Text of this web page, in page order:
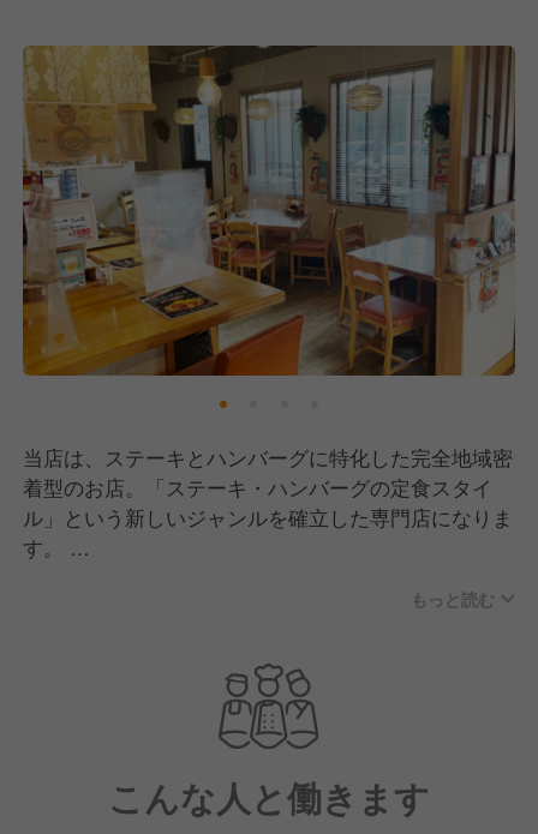
当店は、ステーキとハンバーグに特化した完全地域密
着型のお店。「ステーキ・ハンバーグの定食スタイ
ル」という新しいジャンルを確立した専門店になりま
す。
味やボリューム、値段にこだわり、地元のお客様から
昨今の不況の最中でも、当店の業績は右肩上がり。
オープンしてわずか3年ではありますが、口コミサイ
トでは500件を超えるレビュー数、5点満点中4.3と非
常に高い評価を獲得しています。
今年は株式会社とリスタートし、５年で３０店舗を目
もっと読む
こんな人と働きます